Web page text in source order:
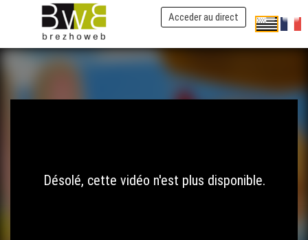
Acceder au direct
Désolé, cette vidéo n'est plus disponible.